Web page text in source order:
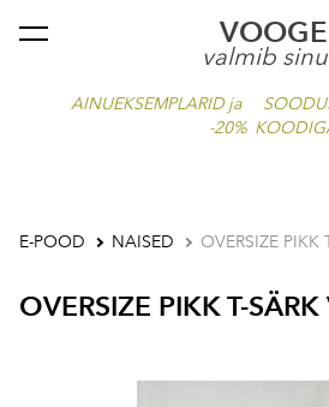
VOOGE
valmib
AINUEKSEMPLARID ja
-20%
lisati ostukorvi. Vaata ostukorvi
E-POOD NAISED OVERSIZE PIKK
OVERSIZE PIKK T-